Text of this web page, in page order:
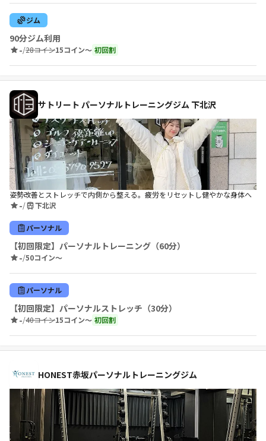
ジム
90分ジム利用
-/28コイン15コイン〜 初回割
サトリート パーソナルトレーニングジム 下北沢
姿勢改善とストレッチで内側から整える。疲労をリセットし健やかな身体へ
-/ 下北沢
パーソナル
【初回限定】パーソナルトレーニング（60分）
-/50コイン〜
パーソナル
【初回限定】パーソナルストレッチ（30分）
-/40コイン15コイン〜 初回割
HONEST赤坂パーソナルトレーニングジム